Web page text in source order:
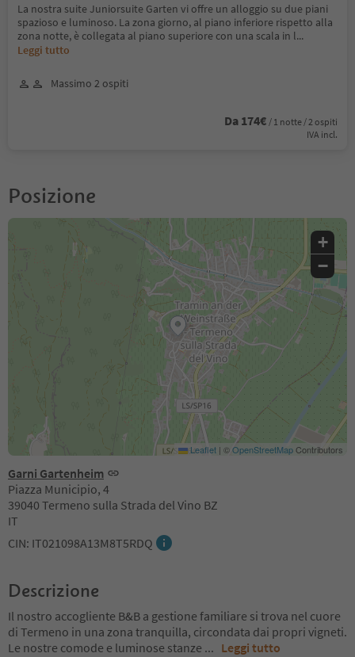
La nostra suite Juniorsuite Garten vi offre un alloggio su due piani
spazioso e luminoso. La zona giorno, al piano inferiore rispetto alla
zona notte, è collegata al piano superiore con una scala in l...
Leggi tutto
Massimo 2 ospiti
Da 174€ / 1 notte / 2 ospiti
IVA incl.
Posizione
Garni Gartenheim
Piazza Municipio, 4
39040 Termeno sulla Strada del Vino BZ
IT
CIN: IT021098A13M8T5RDQ
+
−
Leaflet | ©OpenStreetMapContributors
Descrizione
Il nostro accogliente B&B a gestione familiare si trova nel cuore
di Termeno in una zona tranquilla, circondata dai propri vigneti.
Le nostre comode e luminose stanze ... Leggi tutto